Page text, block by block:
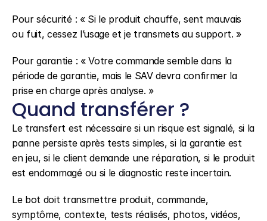
Pour sécurité : « Si le produit chauffe, sent mauvais
ou fuit, cessez l’usage et je transmets au support. »
Pour garantie : « Votre commande semble dans la
période de garantie, mais le SAV devra confirmer la
prise en charge après analyse. »
Quand transférer ?
Le transfert est nécessaire si un risque est signalé, si la
panne persiste après tests simples, si la garantie est
en jeu, si le client demande une réparation, si le produit
est endommagé ou si le diagnostic reste incertain.
Le bot doit transmettre produit, commande,
symptôme, contexte, tests réalisés, photos, vidéos,